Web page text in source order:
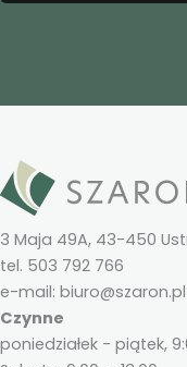
3 Maja 49A, 43-450
tel. 503 792 766
e-mail: biuro@szaron.pl
Czynne
poniedziałek - piątek,